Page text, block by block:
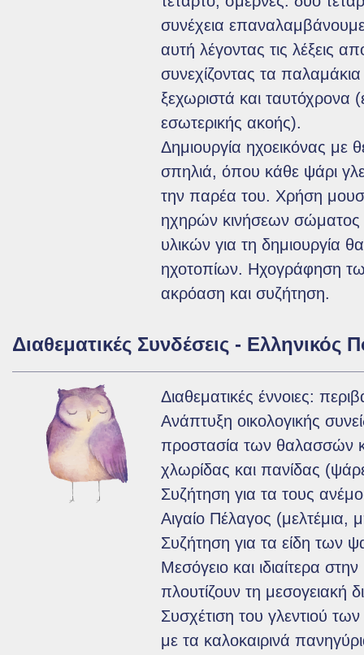
συνέχεια
αυτή λέγοντας τις λέξεις
συνεχίζοντας τα
ξεχωριστά και ταυτόχρονα
εσωτερικής ακοής).
Δημιουργία ηχοεικόνας με
σπηλιά, όπου κάθε ψάρι
την παρέα του. Χρήση
ηχηρών κινήσεων σώματος
υλικών για τη δημιουργία
ηχοτοπίων. Ηχογράφηση
ακρόαση και συζήτηση.
Διαθεματικές Συνδέσεις - Ελληνικός
Διαθεματικές έννοιες:
Ανάπτυξη οικολογικής
προστασία των θαλασσών
χλωρίδας και πανίδας
Συζήτηση για τα τους
Αιγαίο Πέλαγος (μελτέμια,
Συζήτηση για τα είδη των
Μεσόγειο και ιδιαίτερα
πλουτίζουν τη μεσογειακή
Συσχέτιση του γλεντιού
με τα καλοκαιρινά